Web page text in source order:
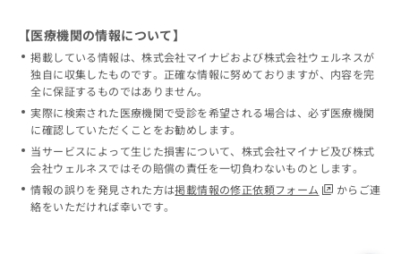
【医療機関の情報について】
掲載している情報は、株式会社マイナビおよび株式会社ウェルネスが
独自に収集したものです。正確な情報に努めておりますが、内容を完
全に保証するものではありません。
実際に検索された医療機関で受診を希望される場合は、必ず医療機関
に確認していただくことをお勧めします。
当サービスによって生じた損害について、株式会社マイナビ及び株式
会社ウェルネスではその賠償の責任を一切負わないものとします。
情報の誤りを発見された方は掲載情報の修正依頼フォーム
からご連
絡をいただければ幸いです。